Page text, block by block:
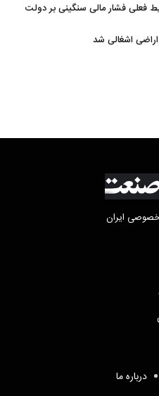
فعلی فشار مالی سنگینی بر دولت
اشغالی شد
ایران
درباره ما